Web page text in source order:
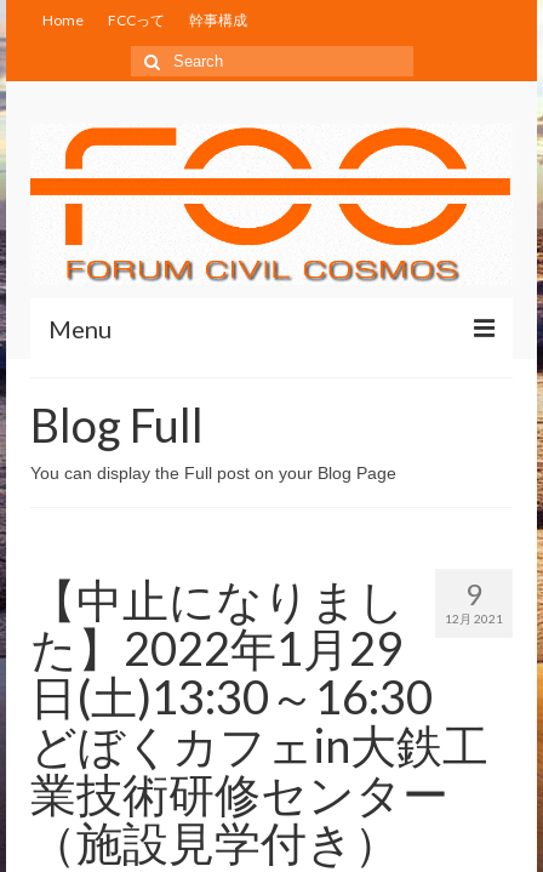
Home FCCって 幹事構成
Search
for:
Menu
FCCって
Blog Full
You can display the Full post on your Blog Page
9
12月 2021
【中止になりまし
た】2022年1月29
日(土)13:30～16:30
どぼくカフェin大鉄工
業技術研修センター
（施設見学付き）